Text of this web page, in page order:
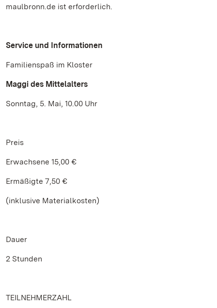
maulbronn.de ist erforderlich.
Service und Informationen
Familienspaß im Kloster
Maggi des Mittelalters
Sonntag, 5. Mai, 10.00 Uhr
Preis
Erwachsene 15,00 €
Ermäßigte 7,50 €
(inklusive Materialkosten)
Dauer
2 Stunden
TEILNEHMERZAHL